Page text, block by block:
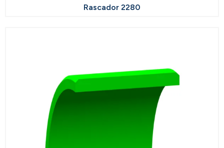
Rascador 2280